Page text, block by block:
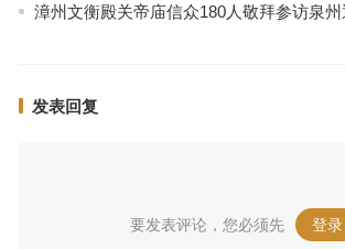
漳州文衡殿关帝庙信众180人敬拜参访泉
发表回复
要发表评论，您必须先 登录